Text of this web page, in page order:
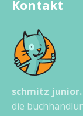
Kontakt
schmitz junior.
die